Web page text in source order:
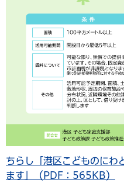
ちらし「港区こどものにわ
ます」（PDF：565KB）